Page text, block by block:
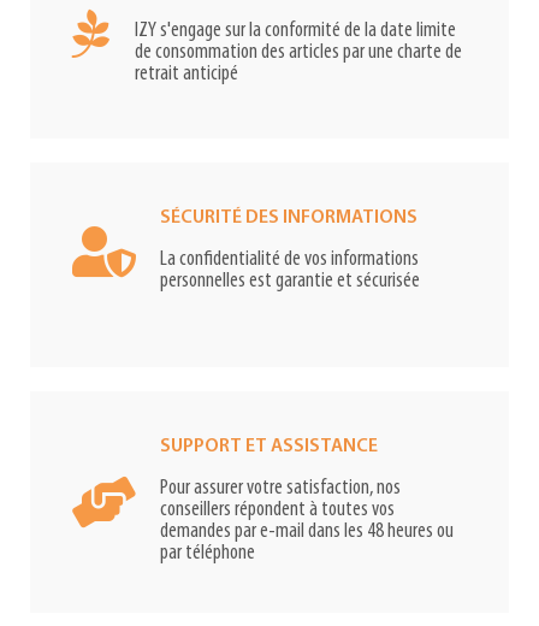
IZY s'engage sur la conformité de la date limite
de consommation des articles par une charte de
retrait anticipé
SÉCURITÉ DES INFORMATIONS
La confidentialité de vos informations
personnelles est garantie et sécurisée
SUPPORT ET ASSISTANCE
Pour assurer votre satisfaction, nos
conseillers répondent à toutes vos
demandes par e-mail dans les 48 heures ou
par téléphone